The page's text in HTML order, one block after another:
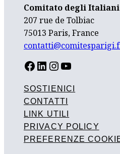
Comitato degli Italiani
207 rue de Tolbiac
75013 Paris, France
FACEBOOK LINKEDIN INSTAGRAM YOUTUBE
SOSTIENICI
CONTATTI
LINK UTILI
PRIVACY POLICY
PREFERENZE